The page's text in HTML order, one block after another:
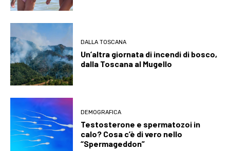
DALLA TOSCANA
Un’altra giornata di incendi di bosco,
dalla Toscana al Mugello
DEMOGRAFICA
Testosterone e spermatozoi in
calo? Cosa c’è di vero nello
“Spermageddon”